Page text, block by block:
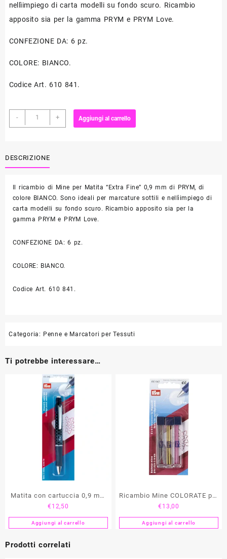
nellìimpiego di carta modelli su fondo scuro. Ricambio
apposito sia per la gamma PRYM e PRYM Love.
CONFEZIONE DA: 6 pz.
COLORE: BIANCO.
Codice Art. 610 841.
-
Ricambio
Mine
Matita
"Extra
0,9
mm
PRYM
quantità
+ Aggiungi al carrello
DESCRIZIONE
Il ricambio di Mine per Matita “Extra Fine” 0,9 mm di PRYM, di
colore BIANCO. Sono ideali per marcature sottili e nellìimpiego di
carta modelli su fondo scuro. Ricambio apposito sia per la
gamma PRYM e PRYM Love.
CONFEZIONE DA: 6 pz.
COLORE: BIANCO.
Codice Art. 610 841.
Categoria: Penne e Marcatori per Tessuti
Ti potrebbe interessare…
Matita con cartuccia 0,9 mm
“Extra Fine” PRYM
€ 12,50
Aggiungi al carrello
Ricambio Mine COLORATE per
Matita “Extra Fine” 0,9 mm
PRYM
€ 13,00
Aggiungi al carrello
Prodotti correlati